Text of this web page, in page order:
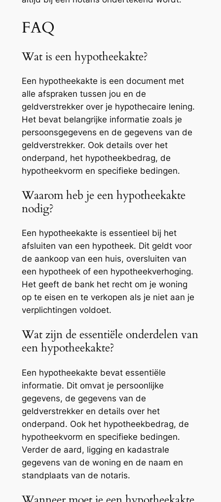
FAQ
Wat is een hypotheekakte?
Een hypotheekakte is een document met
alle afspraken tussen jou en de
geldverstrekker over je hypothecaire lening.
Het bevat belangrijke informatie zoals je
persoonsgegevens en de gegevens van de
geldverstrekker. Ook details over het
onderpand, het hypotheekbedrag, de
hypotheekvorm en specifieke bedingen.
Waarom heb je een hypotheekakte
nodig?
Een hypotheekakte is essentieel bij het
afsluiten van een hypotheek. Dit geldt voor
de aankoop van een huis, oversluiten van
een hypotheek of een hypotheekverhoging.
Het geeft de bank het recht om je woning
op te eisen en te verkopen als je niet aan je
verplichtingen voldoet.
Wat zijn de essentiële onderdelen van
een hypotheekakte?
Een hypotheekakte bevat essentiële
informatie. Dit omvat je persoonlijke
gegevens, de gegevens van de
geldverstrekker en details over het
onderpand. Ook het hypotheekbedrag, de
hypotheekvorm en specifieke bedingen.
Verder de aard, ligging en kadastrale
gegevens van de woning en de naam en
standplaats van de notaris.